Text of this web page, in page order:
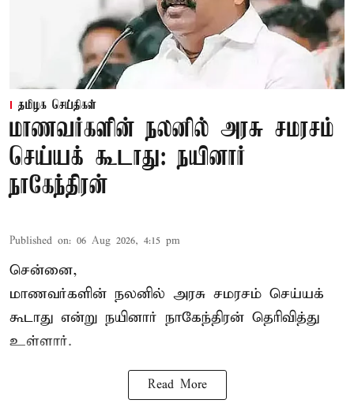
தமிழக செய்திகள்
மாணவர்களின் நலனில் அரசு சமரசம்
செய்யக் கூடாது: நயினார்
நாகேந்திரன்
Published on: 06 Aug 2026, 4:15 pm
சென்னை,
மாணவர்களின் நலனில் அரசு சமரசம் செய்யக்
கூடாது என்று நயினார் நாகேந்திரன் தெரிவித்து
உள்ளார்.
Read More